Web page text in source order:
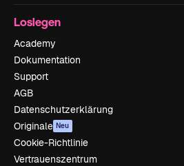
Loslegen
Academy
Dokumentation
Support
AGB
Datenschutzerklärung
Originale Neu
Cookie-Richtlinie
Vertrauenszentrum